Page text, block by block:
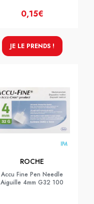
0,15€
JE LE PRENDS !
ROCHE
Accu Fine Pen Needle
Aiguille 4mm G32 100